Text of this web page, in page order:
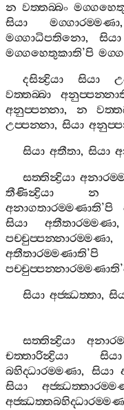
න වත‍්තබ‍්බං
සියා
මග‍්ගාරම‍්මණා
මග‍්ගාධිපතිනො,සියා
මග‍්ගහෙතුකාති’පි
දසින්‍ද්‍රියා
සියා
වත‍්තබ‍්බා
අනුප‍්පන‍්නා, න
උප‍්පන‍්නා, සියා
සියා අතීතා, සියා
සත‍්තින්‍ද්‍රියා
තීණින්‍ද්‍රියා
න
අනාගතාරම‍්මණාති’පි
සියා
අතීතාරම‍්මණා
පච‍්චුප‍්පන‍්නාරම‍්මණා
අතීතාරම‍්මණාති’පි
පච‍්චුප‍්පන‍්නාරම‍්මණාති’
සියා අජ‍්ඣත‍්තා,
සත‍්තින්‍ද්‍රියා
චත‍්තාරින්‍ද්‍රියා
සියා
බහිද‍්ධාරම‍්මණා, සියා
සියා